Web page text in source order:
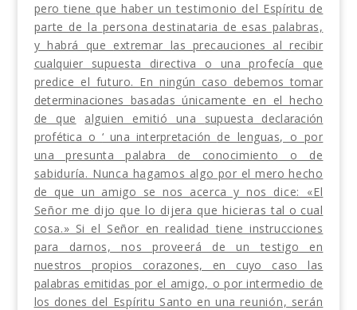
pero tiene que haber un testimonio del Espíritu de
parte de la persona destinataria de esas palabras,
y habrá que extremar las precauciones al recibir
cualquier supues­ta directiva o una profecía que
predice el futuro. Enningún caso debemos tomar
determinaciones basadasúnicamente en el hecho
de que
alguien emitió una supuesta declaración
profética o‘ una interpretación de lenguas, o por
una presunta palabra de conocimiento o de
sabiduría. Nunca hagamos algo por elmero hecho
de que un amigo se nos acerca y nos dice: «El
Señor me dijo que lo dijera que hicierastal o cual
cosa.» Si el Señor en realidad tiene instruc­ciones
para darnos, nos proveerá de un testigo en
nuestros propios corazones, en cuyo caso las
palabras emitidas por el amigo, o por intermedio de
los dones del Espíritu Santo en una reunión, serán